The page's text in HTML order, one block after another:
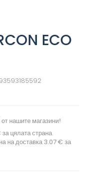
ECO
нашите магазини!
цялата страна.
на доставка 3.07 € за